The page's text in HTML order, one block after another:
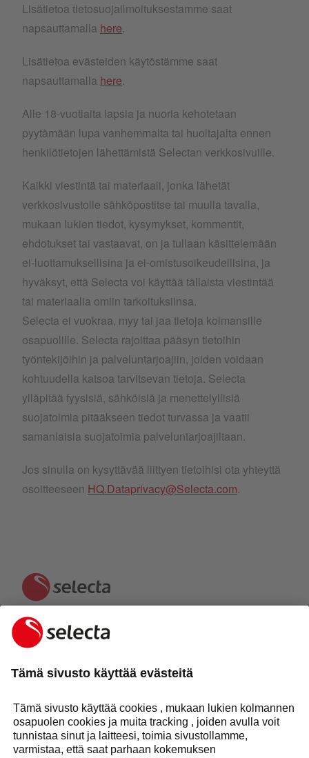
Lisätietoa tietosuojailmoituksestamme saat
napsauttamalla here.
Lisätietoa evästeiden käytöstämme saat
napsauttamalla here.
Alle 18-vuotiaita lapsia ja nuoria kehotetaan
pyytämään lupa vanhemmalta tai huoltajalta ennen
henkilötietojen lähettämistä Selectan verkkosivuille.
Kaikki viestintä tai materiaali, jonka lähetät
verkkosivustolle sähköpostitse tai muulla tavalla,
mukaan lukien tiedot, kysymykset, kommentit,
ehdotukset tai vastaavat, on ja tullaan käsittelemään
ei-luottamuksellisina ja ei-omistusoikeudellisina, ja
hyväksyt, että Selecta voi käyttää tällaista viestintää
tai materiaalia omiin tarkoituksiinsa.
Selecta ei vuokraa, myy tai jaa tietoja kolmansille
osapuolille. Selecta rajoittaa pääsyn tietoihin
työntekijöihin ja palveluntarjoajiin, joiden voidaan
kohtuudella katsoa tarvitsevan tietoja. Selecta
ylläpitää fyysisiä, sähköisiä ja menettelyllisiä
suojatoimia pitääkseen tiedot turvassa ja vaatii
samanlaisia ​​suojatoimia palveluntarjoajiltaan.
Jos sinulla on kysyttävää liittyen tietoihisi ota yhteyttä
osoitteeseen HQ.Dataprivacy@Selecta.com.
OTA MEIHIN YHTEYTTÄ:
OTA YHTEYTTÄ
Selecta-konserni